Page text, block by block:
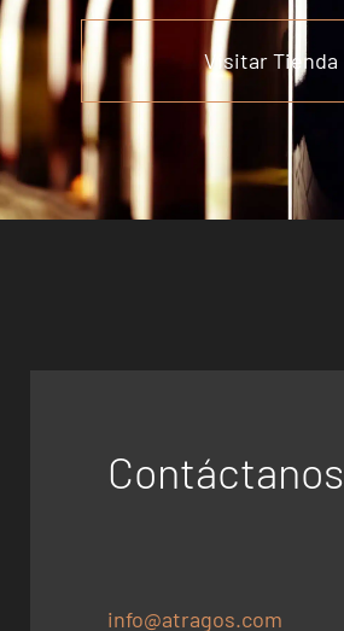
Visitar Tienda
Contáctanos
info@atragos.com